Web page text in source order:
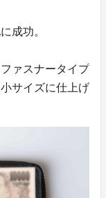
成功。
ァスナータイプ
サイズに仕上げ